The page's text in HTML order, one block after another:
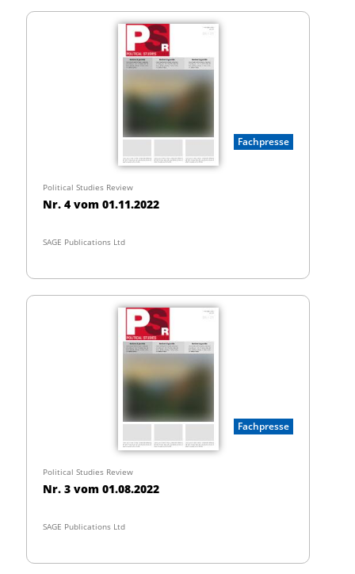
Fachpresse
Political Studies Review
Nr. 4 vom 01.11.2022
SAGE Publications Ltd
Fachpresse
Political Studies Review
Nr. 3 vom 01.08.2022
SAGE Publications Ltd